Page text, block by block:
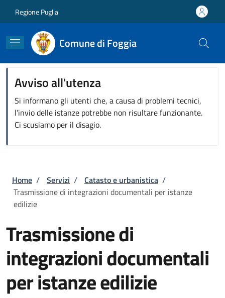
Regione Puglia
Comune di Foggia
Avviso all'utenza
Si informano gli utenti che, a causa di problemi tecnici,
l’invio delle istanze potrebbe non risultare funzionante.
Ci scusiamo per il disagio.
Briciole di pane
Home / Servizi / Catasto e urbanistica /
Trasmissione di integrazioni documentali per istanze
edilizie
Trasmissione di
integrazioni documentali
per istanze edilizie